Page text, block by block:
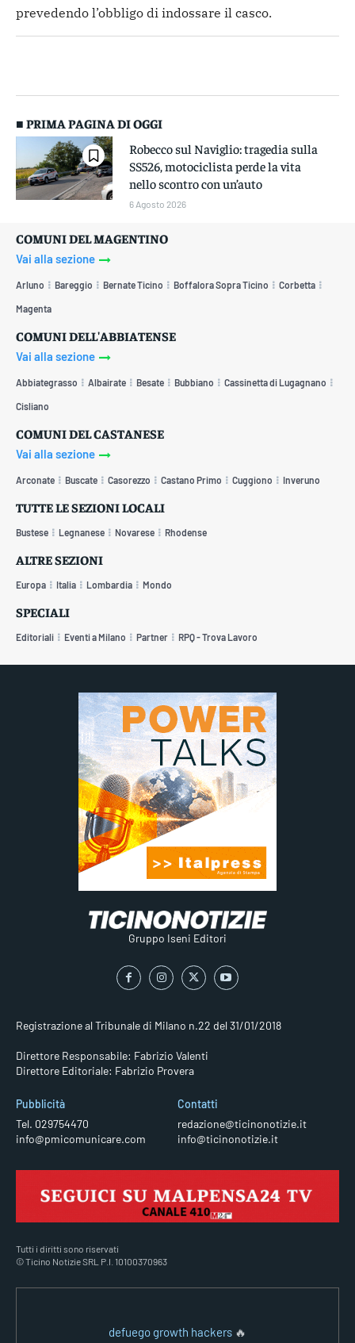
prevedendo l’obbligo di indossare il casco.
■ PRIMA PAGINA DI OGGI
Robecco sul Naviglio: tragedia sulla
SS526, motociclista perde la vita
nello scontro con un’auto
6 Agosto 2026
COMUNI DEL MAGENTINO
Vai alla sezione
Arluno Bareggio Bernate Ticino Boffalora Sopra Ticino Corbetta
Magenta
COMUNI DELL'ABBIATENSE
Vai alla sezione
Abbiategrasso Albairate Besate Bubbiano Cassinetta di Lugagnano
Cisliano
COMUNI DEL CASTANESE
Vai alla sezione
Arconate Buscate Casorezzo Castano Primo Cuggiono Inveruno
TUTTE LE SEZIONI LOCALI
Bustese Legnanese Novarese Rhodense
ALTRE SEZIONI
Europa Italia Lombardia Mondo
SPECIALI
Editoriali Eventi a Milano Partner RPQ - Trova Lavoro
Gruppo Iseni Editori
Registrazione al Tribunale di Milano n.22 del 31/01/2018
Direttore Responsabile: Fabrizio Valenti
Direttore Editoriale: Fabrizio Provera
Pubblicità
Tel. 029754470
info@pmicomunicare.com
Contatti
redazione@ticinonotizie.it
info@ticinonotizie.it
Tutti i diritti sono riservati
© Ticino Notizie SRL P.I. 10100370963
defuego growth hackers 🔥